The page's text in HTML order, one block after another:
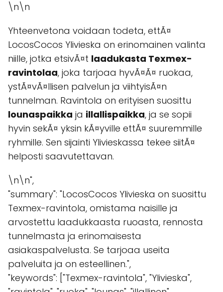
\n\n
Yhteenvetona voidaan todeta, ettÃ¤
LocosCocos Ylivieska on erinomainen valinta
niille, jotka etsivÃ¤t laadukasta Texmex-
ravintolaa, joka tarjoaa hyvÃ¤Ã¤ ruokaa,
ystÃ¤vÃ¤llisen palvelun ja viihtyisÃ¤n
tunnelman. Ravintola on erityisen suosittu
lounaspaikka ja illallispaikka, ja se sopii
hyvin sekÃ¤ yksin kÃ¤yville ettÃ¤ suuremmille
ryhmille. Sen sijainti Ylivieskassa tekee siitÃ¤
helposti saavutettavan.
\n\n",
"summary": "LocosCocos Ylivieska on suosittu
Texmex-ravintola, omistama naisille ja
arvostettu laadukkaasta ruoasta, rennosta
tunnelmasta ja erinomaisesta
asiakaspalvelusta. Se tarjoaa useita
palveluita ja on esteellinen.",
"keywords": ["Texmex-ravintola", "Ylivieska",